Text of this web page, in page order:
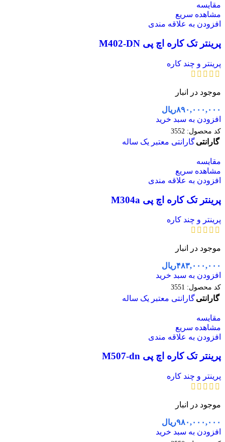
مقایسه
مشاهده سریع
افزودن به علاقه مندی
پرینتر تک کاره اچ پی M402-DN
پرینتر و چند کاره
موجود در انبار
۸۹۰,۰۰۰,۰۰۰ریال
افزودن به سبد خرید
کد محصول: 3552
گارانتیگارانتی معتبر یک ساله
مقایسه
مشاهده سریع
افزودن به علاقه مندی
پرینتر تک کاره اچ پی M304a
پرینتر و چند کاره
موجود در انبار
۴۸۳,۰۰۰,۰۰۰ریال
افزودن به سبد خرید
کد محصول: 3551
گارانتیگارانتی معتبر یک ساله
مقایسه
مشاهده سریع
افزودن به علاقه مندی
پرینتر تک کاره اچ پی M507-dn
پرینتر و چند کاره
موجود در انبار
۹۸۰,۰۰۰,۰۰۰ریال
افزودن به سبد خرید